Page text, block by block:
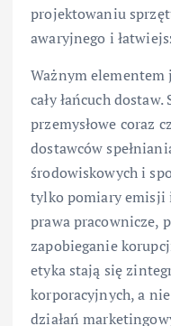
projektowaniu
awaryjnego i
Ważnym
cały łańcuch
przemysłowe coraz
dostawców
środowiskowych i
tylko pomiary emisji
prawa pracownicze,
zapobieganie
etyka stają się
korporacyjnych, a
działań